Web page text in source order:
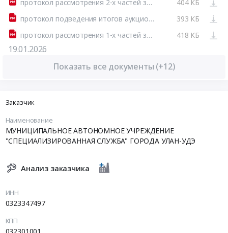
протокол рассмотрения 2-х частей заявок аукциона (гробы в ассортименте).pdf
404 КБ
протокол подведения итогов аукциона (гробы в ассортименте).pdf
393 КБ
протокол рассмотрения 1-х частей заявок на участие в аукционе (гробы в ассортименте).pdf
418 КБ
19.01.2026
Показать все документы (+12)
Заказчик
Наименование
МУНИЦИПАЛЬНОЕ АВТОНОМНОЕ УЧРЕЖДЕНИЕ
"СПЕЦИАЛИЗИРОВАННАЯ СЛУЖБА" ГОРОДА УЛАН-УДЭ
Анализ заказчика
ИНН
0323347497
КПП